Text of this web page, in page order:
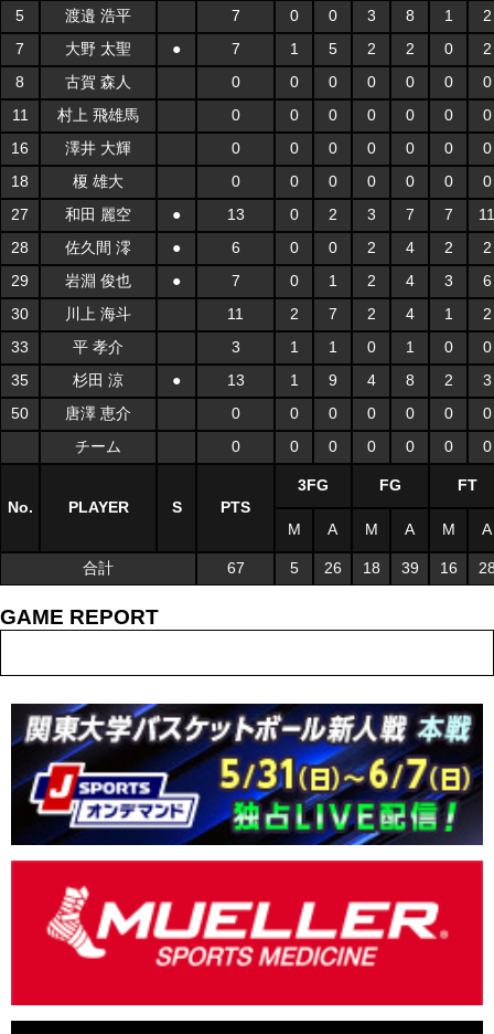
5
渡邉 浩平 7 0 0 3 8 1
2
7
大野 太聖 ● 7 1 5 2 2 0
2
8
古賀 森人 0 0 0 0 0 0
0
11
村上 飛雄馬 0 0 0 0 0 0
0
16
澤井 大輝 0 0 0 0 0 0
0
18
榎 雄大 0 0 0 0 0 0
0
27
和田 麗空 ● 13 0 2 3 7 7
11
28
佐久間 澪 ● 6 0 0 2 4 2
2
29
岩淵 俊也 ● 7 0 1 2 4 3
6
30
川上 海斗 11 2 7 2 4 1
2
33
平 孝介 3 1 1 0 1 0
0
35
杉田 涼 ● 13 1 9 4 8 2
3
50
唐澤 恵介 0 0 0 0 0 0
0
チーム
0 0 0 0 0 0 0
No. PLAYER S PTS
3FG FG FT
M A M A M A
合計 67 5 26 18 39 16
GAME REPORT